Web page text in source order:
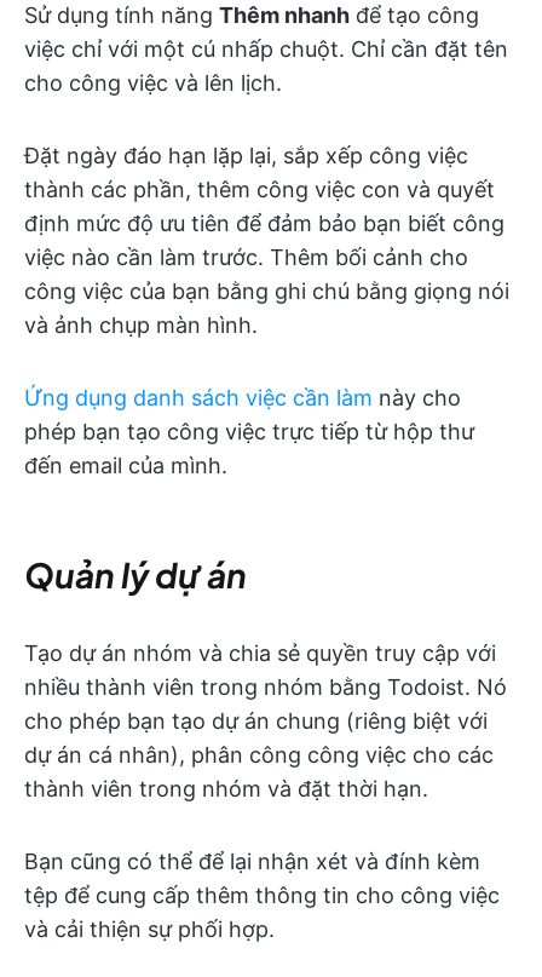
Sử dụng tính năng Thêm nhanh để tạo công
việc chỉ với một cú nhấp chuột. Chỉ cần đặt tên
cho công việc và lên lịch.
Đặt ngày đáo hạn lặp lại, sắp xếp công việc
thành các phần, thêm công việc con và quyết
định mức độ ưu tiên để đảm bảo bạn biết công
việc nào cần làm trước. Thêm bối cảnh cho
công việc của bạn bằng ghi chú bằng giọng nói
và ảnh chụp màn hình.
Ứng dụng danh sách việc cần làm này cho
phép bạn tạo công việc trực tiếp từ hộp thư
đến email của mình.
Quản lý dự án
Tạo dự án nhóm và chia sẻ quyền truy cập với
nhiều thành viên trong nhóm bằng Todoist. Nó
cho phép bạn tạo dự án chung (riêng biệt với
dự án cá nhân), phân công công việc cho các
thành viên trong nhóm và đặt thời hạn.
Bạn cũng có thể để lại nhận xét và đính kèm
tệp để cung cấp thêm thông tin cho công việc
và cải thiện sự phối hợp.